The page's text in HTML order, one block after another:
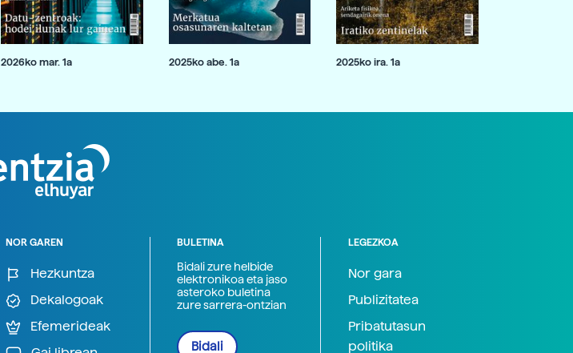
2026ko mar. 1a 2025ko abe. 1a 2025ko ira. 1a
NOR GAREN
Hezkuntza
Dekalogoak
Efemerideak
BULETINA
Bidali zure helbide
elektronikoa eta jaso
asteroko buletina
zure sarrera-ontzian
Bidali
LEGEZKOA
Nor gara
Publizitatea
Pribatutasun
politika